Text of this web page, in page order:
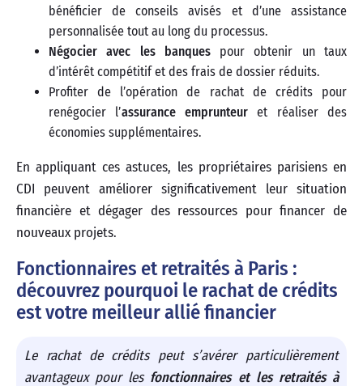
bénéficier de conseils avisés et d’une assistance
personnalisée tout au long du processus.
Négocier avec les banquespour obtenir un taux
d’intérêt compétitif et des frais de dossier réduits.
Profiter de l’opération de rachat de crédits pour
renégocier l’assurance emprunteuret réaliser des
économies supplémentaires.
En appliquant ces astuces, les propriétaires parisiens en
CDI peuvent améliorer significativement leur situation
financière et dégager des ressources pour financer de
nouveaux projets.
Fonctionnaires et retraités à Paris :
découvrez pourquoi le rachat de crédits
est votre meilleur allié financier
Le rachat de crédits peut s’avérer particulièrement
avantageux pour les fonctionnaires et les retraités à